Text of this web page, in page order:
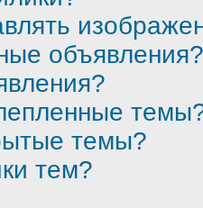
объявления?
темы?
тем?